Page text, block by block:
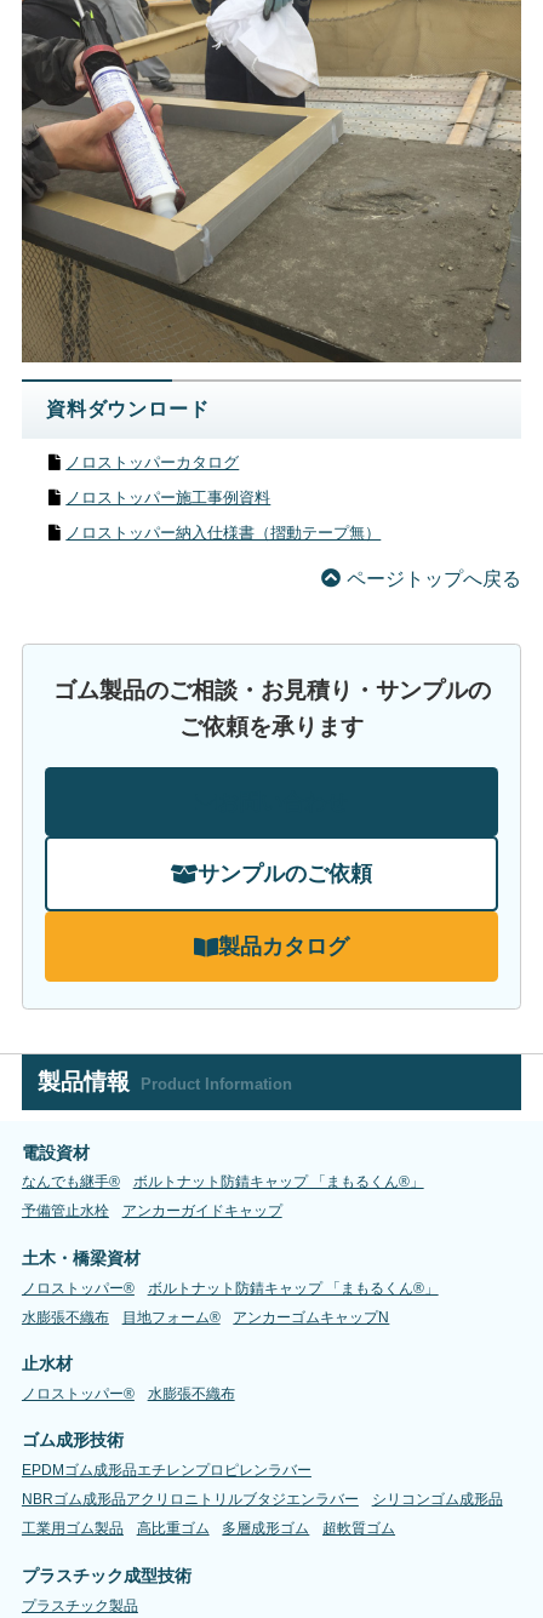
資料ダウンロード
ノロストッパーカタログ
ノロストッパー施工事例資料
ノロストッパー納入仕様書（摺動テープ無）
ページトップへ戻る
ゴム製品のご相談・お見積り・サンプルの
ご依頼を承ります
サンプルのご依頼
製品カタログ
製品情報 Product Information
電設資材
なんでも継手®
ボルトナット防錆キャップ 「まもるくん®」
予備管止水栓
アンカーガイドキャップ
土木・橋梁資材
ノロストッパー®
ボルトナット防錆キャップ 「まもるくん®」
水膨張不織布
目地フォーム® アンカーゴムキャップN
止水材
ノロストッパー® 水膨張不織布
ゴム成形技術
EPDMゴム成形品エチレンプロピレンラバー
NBRゴム成形品アクリロニトリルブタジエンラバー
シリコンゴム成形品
工業用ゴム製品
高比重ゴム 多層成形ゴム 超軟質ゴム
プラスチック成型技術
プラスチック製品